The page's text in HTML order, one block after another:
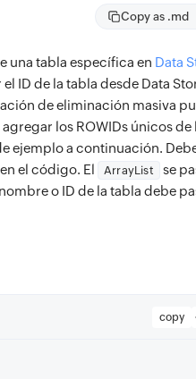
Copy as .md
una tabla específica en Data
ID de la tabla desde Data
de eliminación masiva
los ROWIDs únicos de
ejemplo a continuación.
el código. El
ArrayList
se
o ID de la tabla debe
copy